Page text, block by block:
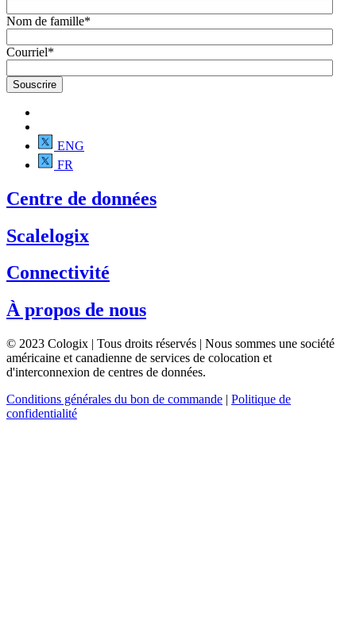
Nom de famille*
Courriel*
ENG
FR
Centre de données
Scalelogix
Connectivité
À propos de nous
© 2023 Cologix | Tous droits réservés | Nous sommes une société
américaine et canadienne de services de colocation et
d'interconnexion de centres de données.
Conditions générales du bon de commande | Politique de
confidentialité